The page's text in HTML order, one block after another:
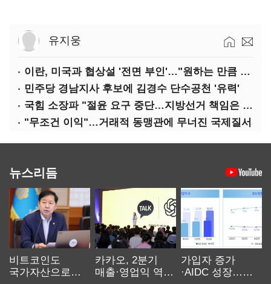
유지웅
이란, 미국과 협상설 '전면 부인'…"원하는 만큼 전쟁 가능"
민주당 경남지사 후보에 김경수 단수공천 '유력'
국힘 소장파 "절윤 요구 중단…지방선거 책임은 장동혁 몫"
"무조건 이익"…거래적 동맹관에 무너진 국제질서
뉴스리듬
비트코인도
국가자산으로…'
카카오, 2분기
매출·영업익 역대
가입자 증가
·AIDC 성장…